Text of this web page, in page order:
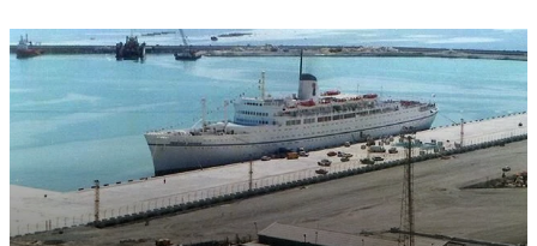
Ανδρέας Πουλλικάς. Παραλαμβάνοντας την Έκθεση, ο
Πρόεδρος Αναστασιάδης εξήρε το ρόλο του
Συμβουλίου και ανάλογων φορέων, σημειώνοντας ότι
θα υπάρχει ακόμη μεγαλύτερη αξιοποίηση του
επιστημονικού προσωπικού ...